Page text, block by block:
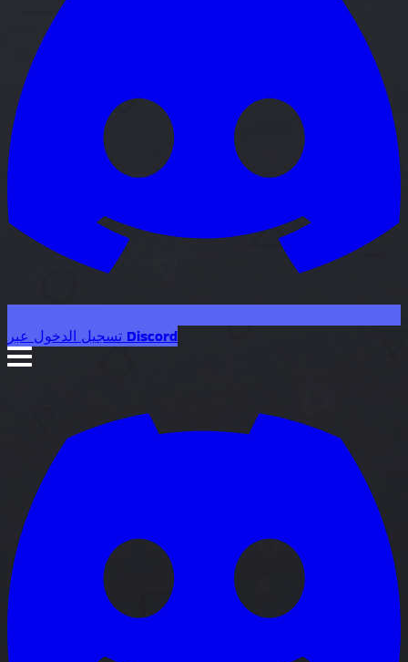
تسجيل الدخول عبر Discord